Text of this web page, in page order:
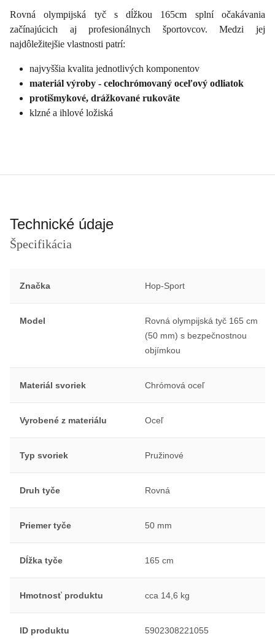
Rovná olympijská tyč s dĺžkou 165cm splní očakávania
začínajúcich aj profesionálnych športovcov. Medzi jej
najdôležitejšie vlastnosti patrí:
najvyššia kvalita jednotlivých komponentov
materiál výroby - celochrómovaný oceľový odliatok
protišmykové, drážkované rukoväte
klzné a ihlové ložiská
Technické údaje
Špecifikácia
Značka Hop-Sport
Model
Rovná olympijská tyč 165 cm
(50 mm) s bezpečnostnou
objímkou
Materiál svoriek Chrómová oceľ
Vyrobené z materiálu Oceľ
Typ svoriek Pružinové
Druh tyče Rovná
Priemer tyče 50 mm
Dĺžka tyče 165 cm
Hmotnosť produktu cca 14,6 kg
ID produktu 5902308221055